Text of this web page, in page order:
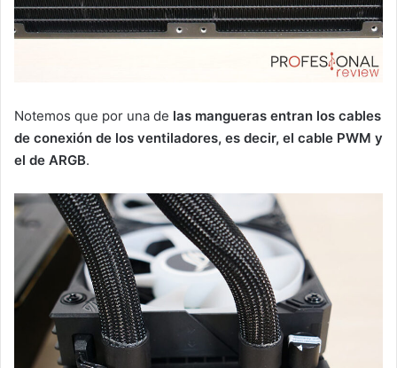
Notemos que por una de las mangueras entran los cables
de conexión de los ventiladores, es decir, el cable PWM y
el de ARGB.